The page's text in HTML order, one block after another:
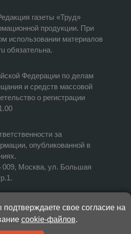
газеты «Труд»
продукции. При
использовании материалов
обязательна.
Федерации по делам
и средств массовой
о регистрации
за
опубликованной в
009, Москва, ул. Большая
газеты «Труд»
газеты «Труд»
свое согласие на
cookie-файлов.